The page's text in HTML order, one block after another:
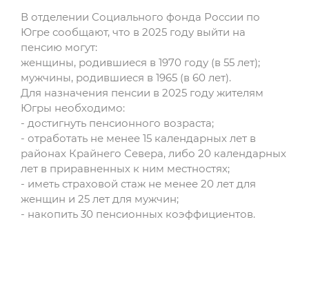
В отделении Социального фонда России по
Югре сообщают, что в 2025 году выйти на
пенсию могут:
женщины, родившиеся в 1970 году (в 55 лет);
мужчины, родившиеся в 1965 (в 60 лет).
Для назначения пенсии в 2025 году жителям
Югры необходимо:
- достигнуть пенсионного возраста;
- отработать не менее 15 календарных лет в
районах Крайнего Севера, либо 20 календарных
лет в приравненных к ним местностях;
- иметь страховой стаж не менее 20 лет для
женщин и 25 лет для мужчин;
- накопить 30 пенсионных коэффициентов.